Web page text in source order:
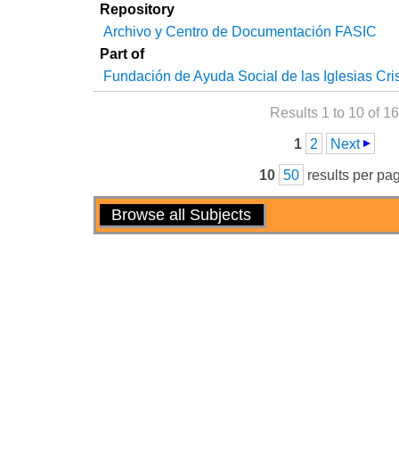
Repository
Archivo y Centro de Documentación FASIC
Part of
Fundación de Ayuda Social de las Iglesias
Results 1 to 10 of 16
1 2
Next
10 50 results per
Actions
Browse all Subjects